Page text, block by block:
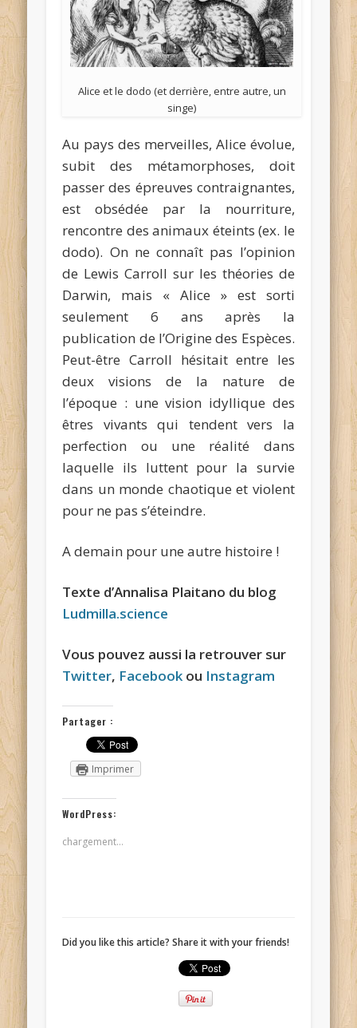
Alice et le dodo (et derrière, entre autre, un
singe)
Au pays des merveilles, Alice évolue,
subit des métamorphoses, doit
passer des épreuves contraignantes,
est obsédée par la nourriture,
rencontre des animaux éteints (ex. le
dodo). On ne connaît pas l’opinion
de Lewis Carroll sur les théories de
Darwin, mais « Alice » est sorti
seulement 6 ans après la
publication de l’Origine des Espèces.
Peut-être Carroll hésitait entre les
deux visions de la nature de
l’époque : une vision idyllique des
êtres vivants qui tendent vers la
perfection ou une réalité dans
laquelle ils luttent pour la survie
dans un monde chaotique et violent
pour ne pas s’éteindre.
A demain pour une autre histoire !
Texte d’Annalisa Plaitano du blog
Ludmilla.science
Vous pouvez aussi la retrouver sur
Twitter, Facebook ou Instagram
Partager :
Imprimer
WordPress:
chargement…
Did you like this article? Share it with your friends!